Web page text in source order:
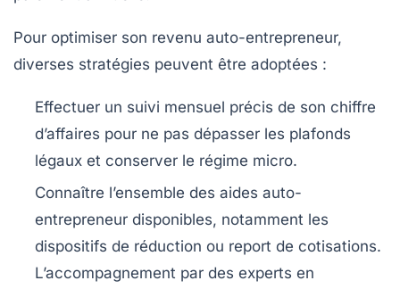
Pour optimiser son revenu auto-entrepreneur,
diverses stratégies peuvent être adoptées :
Effectuer un suivi mensuel précis de son chiffre
d’affaires pour ne pas dépasser les plafonds
légaux et conserver le régime micro.
Connaître l’ensemble des aides auto-
entrepreneur disponibles, notamment les
dispositifs de réduction ou report de cotisations.
L’accompagnement par des experts en